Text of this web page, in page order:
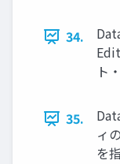
34.
ト
35.
ィ
を